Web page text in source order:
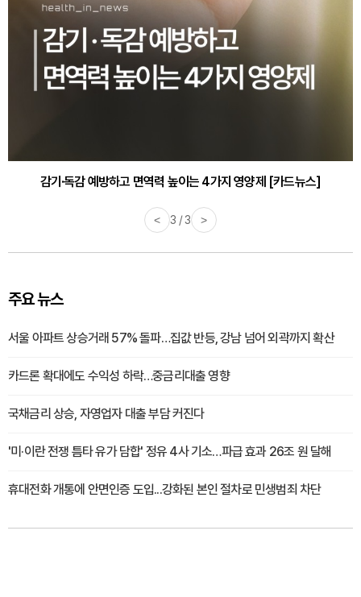
감기·독감 예방하고 면역력 높이는 4가지 영양제 [카드뉴스]
< 3 / 3 >
주요 뉴스
서울 아파트 상승거래 57% 돌파…집값 반등, 강남 넘어 외곽까지 확산
카드론 확대에도 수익성 하락…중금리대출 영향
국채금리 상승, 자영업자 대출 부담 커진다
'미·이란 전쟁 틈타 유가 담합' 정유 4사 기소…파급 효과 26조 원 달해
휴대전화 개통에 안면인증 도입...강화된 본인 절차로 민생범죄 차단